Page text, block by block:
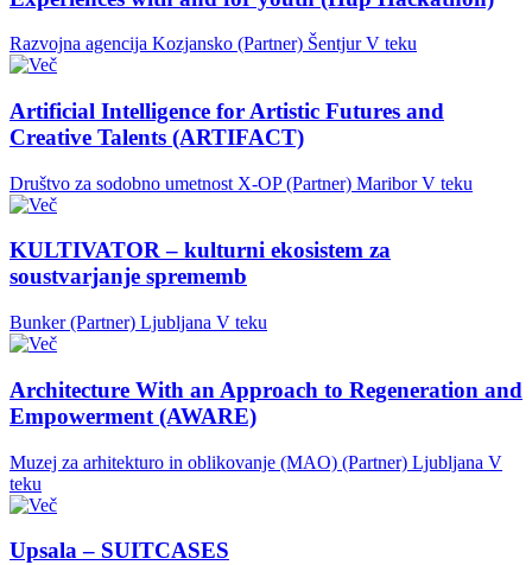
Razvojna agencija Kozjansko (Partner) Šentjur V teku
Artificial Intelligence for Artistic Futures and
Creative Talents (ARTIFACT)
Društvo za sodobno umetnost X-OP (Partner) Maribor V teku
KULTIVATOR – kulturni ekosistem za
soustvarjanje sprememb
Bunker (Partner) Ljubljana V teku
Architecture With an Approach to Regeneration and
Empowerment (AWARE)
Muzej za arhitekturo in oblikovanje (MAO) (Partner) Ljubljana V
teku
Upsala – SUITCASES